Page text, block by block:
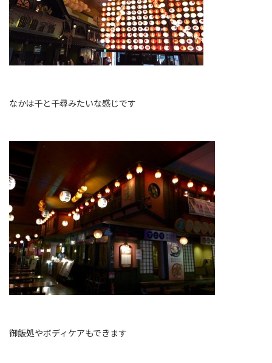
なかは千と千尋みたいな感じです
御飯処やボディケアもできます